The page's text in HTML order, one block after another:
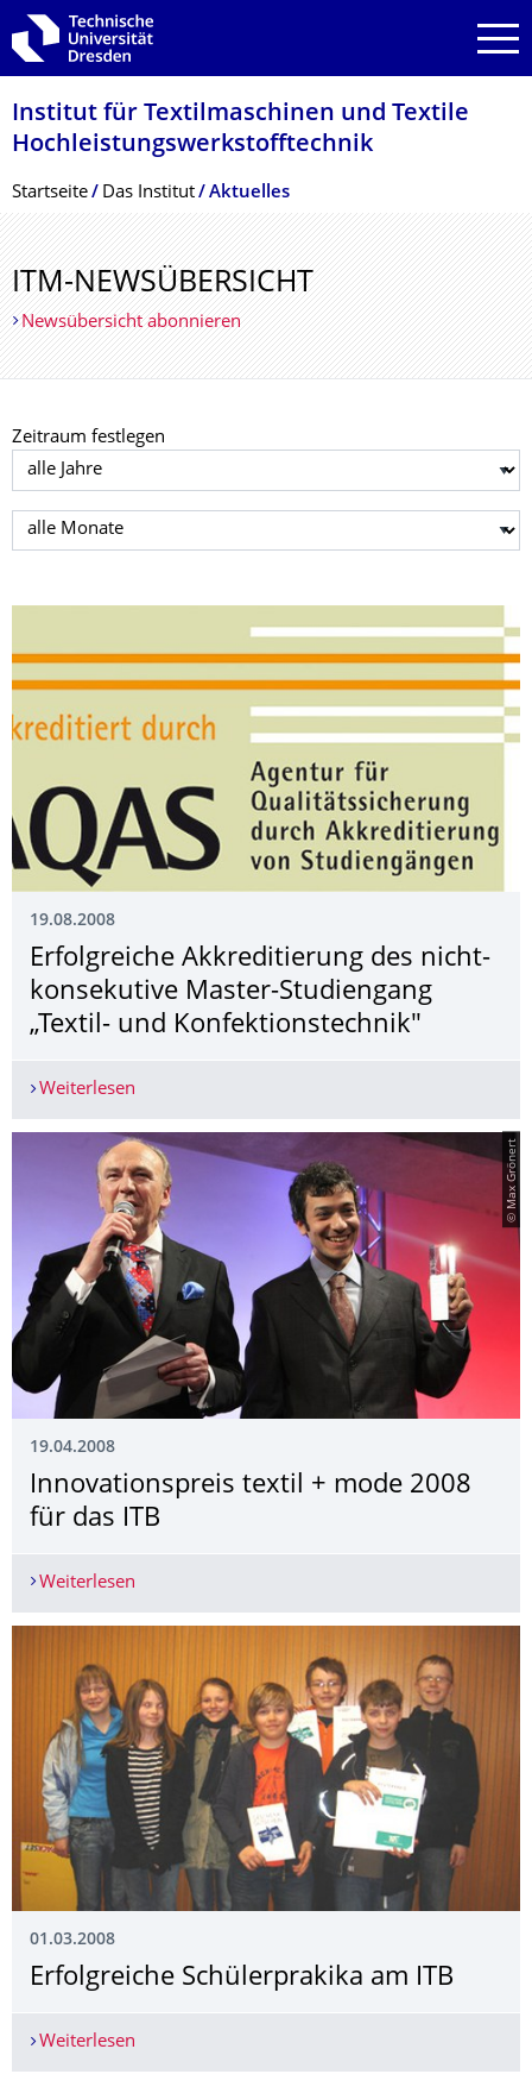
Zur Hauptnavigation springen
Zur Suche springen
Zum Inhalt springen
Institut für Textilmaschinen und Textile
Hochleistungswerk­stofftechnik
Breadcrumb-Menü
Startseite Das Institut Aktuelles
ITM-NEWSÜBERSICHT
Newsübersicht abonnieren
Zeitraum festlegen
Jahr auswählen
Monat auswählen
19.08.2008
Erfolgreiche Akkreditierung des nicht-
konsekutive Master-Studiengang
„Textil- und Konfektionstechnik"
Weiterlesen
© Max Grönert
19.04.2008
Innovationspreis textil + mode 2008
für das ITB
Weiterlesen
01.03.2008
Erfolgreiche Schülerprakika am ITB
Weiterlesen